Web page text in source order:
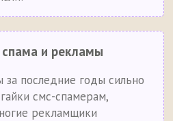
спама и рекламы
за последние годы сильно
смс-спамерам,
рекламщики